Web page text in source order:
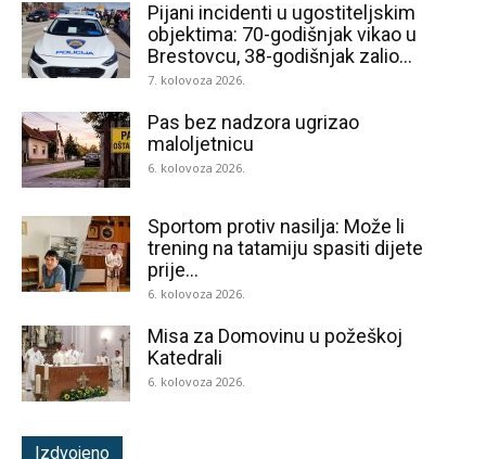
Pijani incidenti u ugostiteljskim
objektima: 70-godišnjak vikao u
Brestovcu, 38-godišnjak zalio...
7. kolovoza 2026.
Pas bez nadzora ugrizao
maloljetnicu
6. kolovoza 2026.
Sportom protiv nasilja: Može li
trening na tatamiju spasiti dijete
prije...
6. kolovoza 2026.
Misa za Domovinu u požeškoj
Katedrali
6. kolovoza 2026.
Izdvojeno